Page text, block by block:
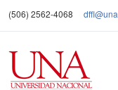
(506) 2562-4068